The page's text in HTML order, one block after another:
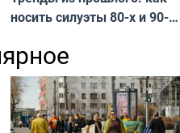
носить силуэты 80-х и 90-
современно и стильно без
переплат